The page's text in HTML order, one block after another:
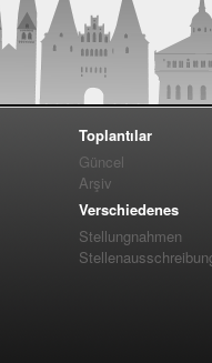
Toplantılar
Güncel
Arşiv
Verschiedenes
Stellungnahmen